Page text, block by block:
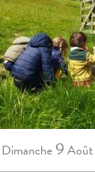
Dimanche9Août